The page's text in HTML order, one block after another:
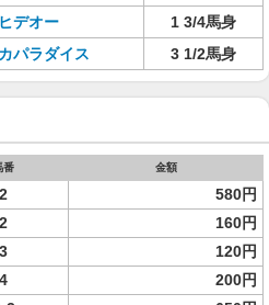
デオー
1 3/4馬身
パラダイス 3 1/2馬身
番 金額
2 580円
2
160円
3
120円
4
200円